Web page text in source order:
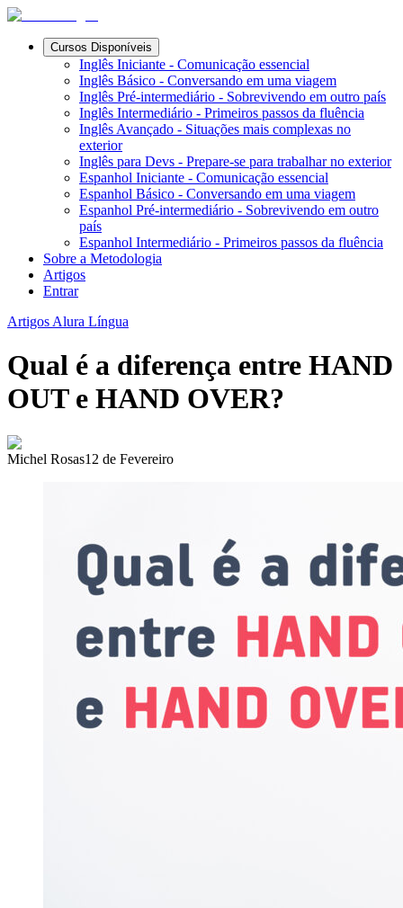
Cursos Disponíveis
Inglês Iniciante - Comunicação essencial
Inglês Básico - Conversando em uma viagem
Inglês Pré-intermediário - Sobrevivendo em outro país
Inglês Intermediário - Primeiros passos da fluência
Inglês Avançado - Situações mais complexas no
exterior
Inglês para Devs - Prepare-se para trabalhar no exterior
Espanhol Iniciante - Comunicação essencial
Espanhol Básico - Conversando em uma viagem
Espanhol Pré-intermediário - Sobrevivendo em outro
país
Espanhol Intermediário - Primeiros passos da fluência
Sobre a Metodologia
Artigos
Entrar
Artigos Alura Língua
Qual é a diferença entre HAND
OUT e HAND OVER?
Michel Rosas12 de Fevereiro